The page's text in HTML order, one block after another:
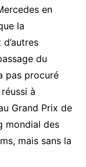
en
la
du
pas procuré
à
Grand Prix de
mondial des
mais sans la